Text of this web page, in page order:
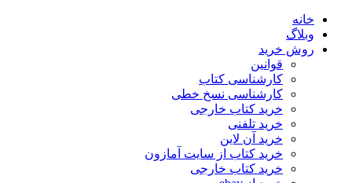
خانه
وبلاگ
روش خرید
قوانین
کارشناسی کتاب
کارشناسی نسخ خطی
خرید کتاب خارجی
خرید تلفنی
خرید آن لاین
خرید کتاب از سایت آمازون
خرید کتاب خارجی